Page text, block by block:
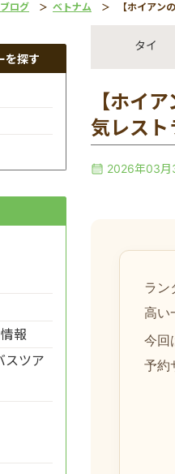
ログ ベトナム 【ホイアンのグルメ】古都ホ
タイ
【ホイ
気レス
2026年03月
ラン
高い
今回
予約
を探す
報
スツア